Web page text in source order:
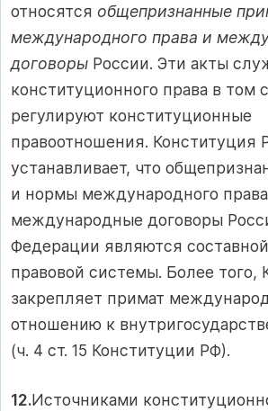
относятся общепризнанные
международного права и
договоры России. Эти акты
конституционного права в том
регулируют конституционные
правоотношения. Конституция
устанавливает, что
и нормы международного
международные договоры
Федерации являются
правовой системы. Более того,
закрепляет примат
отношению к
(ч. 4 ст. 15 Конституции РФ).
12.Источниками